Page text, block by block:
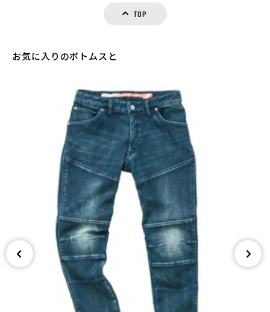
TOP
お気に入りのボトムスと